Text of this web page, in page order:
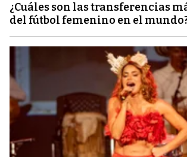
¿Cuáles son las transferencias
del fútbol femenino en el